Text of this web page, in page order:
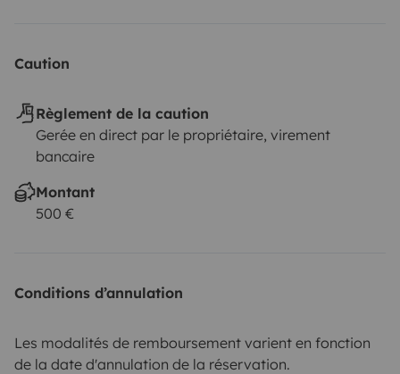
Caution
Règlement de la caution
Gerée en direct par le propriétaire, virement
bancaire
Montant
500 €
Conditions d’annulation
Les modalités de remboursement varient en fonction
de la date d'annulation de la réservation.